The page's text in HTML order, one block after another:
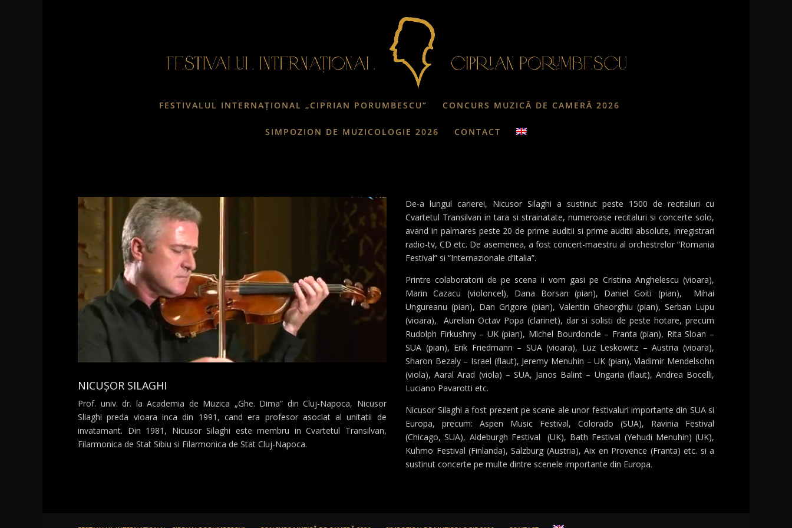
FESTIVALUL INTERNAȚIONAL „CIPRIAN PORUMBESCU” CONCURS MUZICĂ DE CAMERĂ 2026
SIMPOZION DE MUZICOLOGIE 2026 CONTACT
NICUȘOR SILAGHI
Prof. univ. dr. la Academia de Muzica „Ghe. Dima” din Cluj-Napoca, Nicusor
Sliaghi preda vioara inca din 1991, cand era profesor asociat al unitatii de
invatamant. Din 1981, Nicusor Silaghi este membru in Cvartetul Transilvan,
Filarmonica de Stat Sibiu si Filarmonica de Stat Cluj-Napoca.
De-a lungul carierei, Nicusor Silaghi a sustinut peste 1500 de recitaluri cu
Cvartetul Transilvan in tara si strainatate, numeroase recitaluri si concerte solo,
avand in palmares peste 20 de prime auditii si prime auditii absolute, inregistrari
radio-tv, CD etc. De asemenea, a fost concert-maestru al orchestrelor “Romania
Festival” si “Internazionale d’Italia”.
Printre colaboratorii de pe scena ii vom gasi pe Cristina Anghelescu (vioara),
Marin Cazacu (violoncel), Dana Borsan (pian), Daniel Goiti (pian), Mihai
Ungureanu (pian), Dan Grigore (pian), Valentin Gheorghiu (pian), Serban Lupu
(vioara), Aurelian Octav Popa (clarinet), dar si solisti de peste hotare, precum
Rudolph Firkushny – UK (pian), Michel Bourdoncle – Franta (pian), Rita Sloan –
SUA (pian), Erik Friedmann – SUA (vioara), Luz Leskowitz – Austria (vioara),
Sharon Bezaly – Israel (flaut), Jeremy Menuhin – UK (pian), Vladimir Mendelsohn
(viola), Aaral Arad (viola) – SUA, Janos Balint – Ungaria (flaut), Andrea Bocelli,
Luciano Pavarotti etc.
Nicusor Silaghi a fost prezent pe scene ale unor festivaluri importante din SUA si
Europa, precum: Aspen Music Festival, Colorado (SUA), Ravinia Festival
(Chicago, SUA), Aldeburgh Festival (UK), Bath Festival (Yehudi Menuhin) (UK),
Kuhmo Festival (Finlanda), Salzburg (Austria), Aix en Provence (Franta) etc. si a
sustinut concerte pe multe dintre scenele importante din Europa.